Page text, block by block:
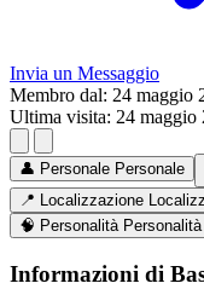
Invia un Messaggio
Membro dal: 24 maggio
Ultima visita: 24 maggio
👤 Personale Personale
📍 Localizzazione
🧠 Personalità Personalità
Informazioni di